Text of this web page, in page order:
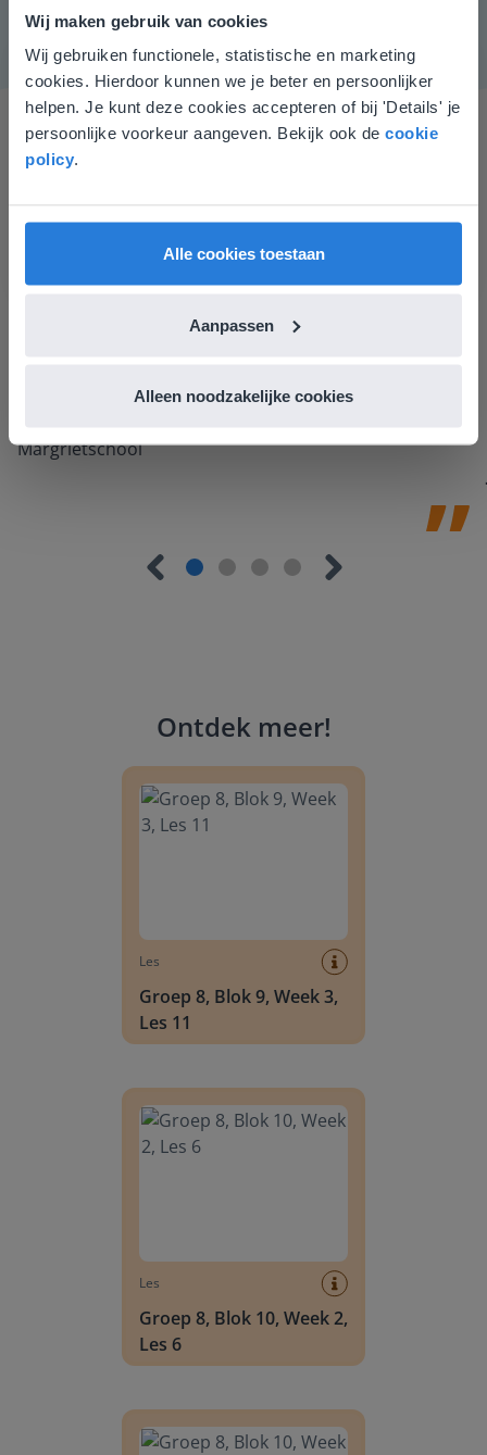
Wij maken gebruik van cookies
Wij gebruiken functionele, statistische en marketing
cookies. Hierdoor kunnen we je beter en persoonlijker
helpen. Je kunt deze cookies accepteren of bij 'Details' je
persoonlijke voorkeur aangeven. Bekijk ook de cookie
policy.
Alle cookies toestaan
Aanpassen
Alleen noodzakelijke cookies
Ik vind de professionaliteit en behulpzaamheid een
groot pluspunt van Gynzy. Datzelfde geldt voor het
luisteren naar suggesties, het open karakter en de
Tamara Alkemade
Margrietschool
Ontdek meer!
Les
Groep 8, Blok 9, Week 3,
Les 11
Les
Groep 8, Blok 10, Week 2,
Les 6
Deze website komt niet
overeen met je locatie
Gezien je locatie, denken we dat je misschien
liever naar de website voor English gaat. Hier
English
Nederland